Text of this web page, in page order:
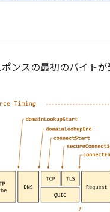
ンスの最初のバイト